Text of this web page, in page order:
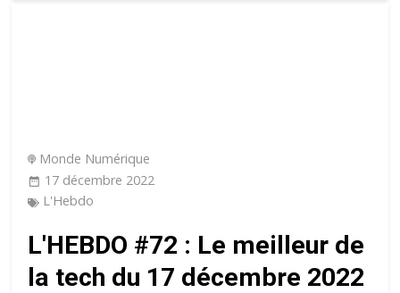
Monde Numérique
17 décembre 2022
L'Hebdo
L'HEBDO #72 : Le meilleur de
la tech du 17 décembre 2022